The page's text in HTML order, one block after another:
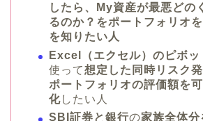
したら、My資産が最悪どの
るのか？をポートフォリオ
を知りたい人
Excel（エクセル）のピボッ
使って想定した同時リスク
ポートフォリオの評価額を
化したい人
SBI証券と銀行の家族全体